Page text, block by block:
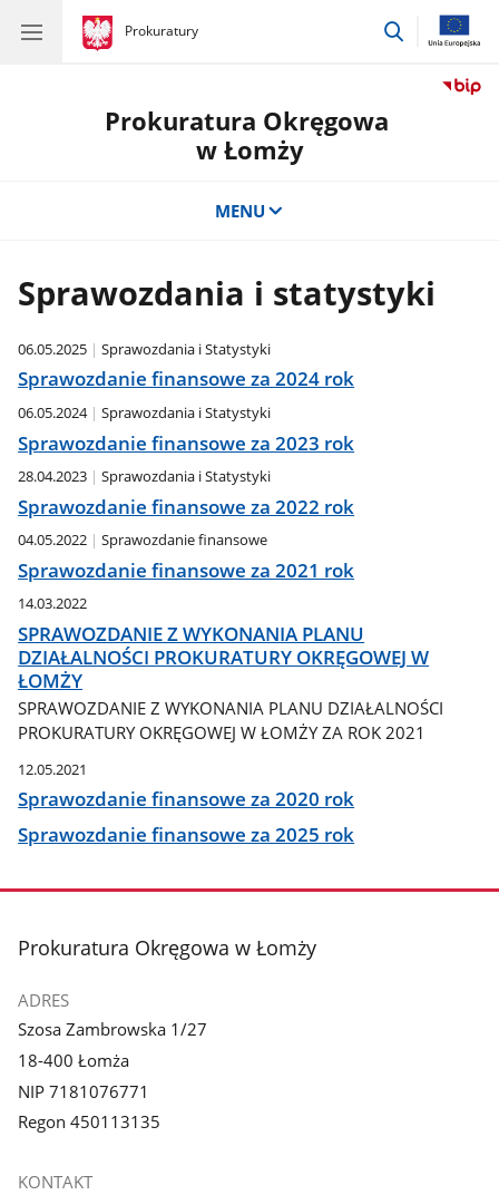
gov.pl
Prokuratury
gov.pl
Prokuratury
przejdź
Prokuratura Okręgowa
w Łomży
MENU
Sprawozdania i statystyki
06.05.2025 Sprawozdania i Statystyki
Sprawozdanie finansowe za 2024 rok
06.05.2024 Sprawozdania i Statystyki
Sprawozdanie finansowe za 2023 rok
28.04.2023 Sprawozdania i Statystyki
Sprawozdanie finansowe za 2022 rok
04.05.2022 Sprawozdanie finansowe
Sprawozdanie finansowe za 2021 rok
14.03.2022
SPRAWOZDANIE Z WYKONANIA PLANU
DZIAŁALNOŚCI PROKURATURY OKRĘGOWEJ W
ŁOMŻY
SPRAWOZDANIE Z WYKONANIA PLANU DZIAŁALNOŚCI
PROKURATURY OKRĘGOWEJ W ŁOMŻY ZA ROK 2021
12.05.2021
Sprawozdanie finansowe za 2020 rok
Sprawozdanie finansowe za 2025 rok
stopka
Prokuratura Okręgowa w Łomży
ADRES
Szosa Zambrowska 1/27
18-400 Łomża
NIP 7181076771
Regon 450113135
KONTAKT